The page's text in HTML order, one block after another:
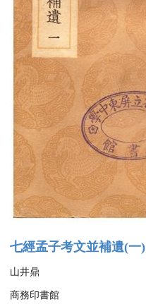
七經孟子考文並補遺(一)
山井鼎
商務印書館